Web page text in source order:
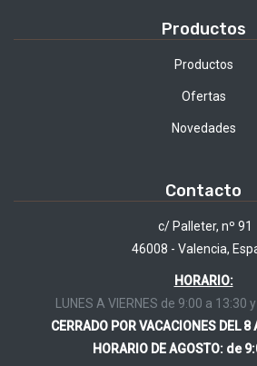
Productos
Productos
Ofertas
Novedades
Contacto
c/ Palleter, nº 91
46008 - Valencia,
HORARIO:
LUNES A VIERNES de 9:00 a 13:30
CERRADO POR VACACIONES DEL 8
HORARIO DE AGOSTO: de